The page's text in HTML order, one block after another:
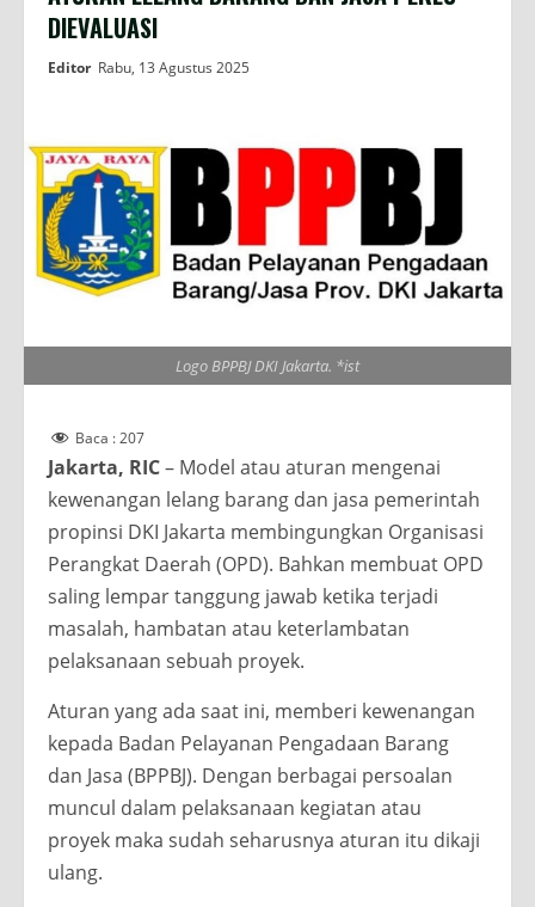
DIEVALUASI
Editor Rabu, 13 Agustus 2025
Logo BPPBJ DKI Jakarta. *ist
Baca :207
Jakarta, RIC– Model atau aturan mengenai
kewenangan lelang barang dan jasa pemerintah
propinsi DKI Jakarta membingungkan Organisasi
Perangkat Daerah (OPD). Bahkan membuat OPD
saling lempar tanggung jawab ketika terjadi
masalah, hambatan atau keterlambatan
pelaksanaan sebuah proyek.
Aturan yang ada saat ini, memberi kewenangan
kepada Badan Pelayanan Pengadaan Barang
dan Jasa (BPPBJ). Dengan berbagai persoalan
muncul dalam pelaksanaan kegiatan atau
proyek maka sudah seharusnya aturan itu dikaji
ulang.